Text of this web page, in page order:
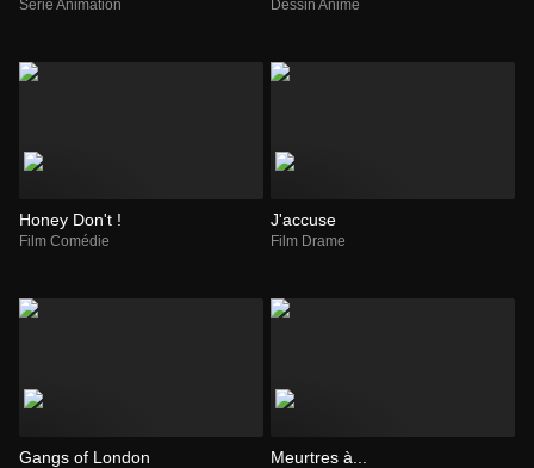
Série Animation Dessin Animé
Honey Don't !
Film Comédie
J'accuse
Film Drame
Gangs of London Meurtres à...